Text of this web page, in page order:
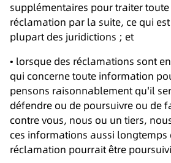
supplémentaires pour traiter
réclamation par la suite, ce qui
plupart des juridictions ; et
• lorsque des réclamations sont
qui concerne toute information
pensons raisonnablement qu'il
défendre ou de poursuivre ou de
contre vous, nous ou un tiers,
ces informations aussi longtemps
réclamation pourrait être